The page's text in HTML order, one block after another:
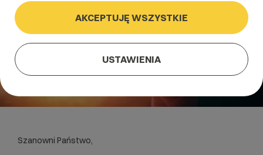
Szanowni Państwo,
AKCEPTUJĘ WSZYSTKIE
USTAWIENIA